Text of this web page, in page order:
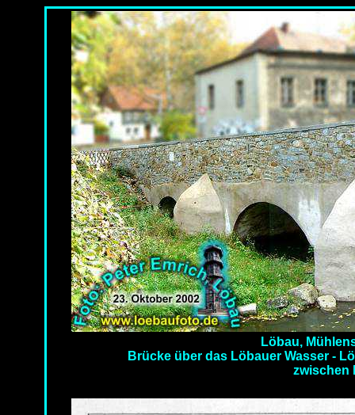
Löbau,
Brücke über das Löbauer Wasser -
zwischen